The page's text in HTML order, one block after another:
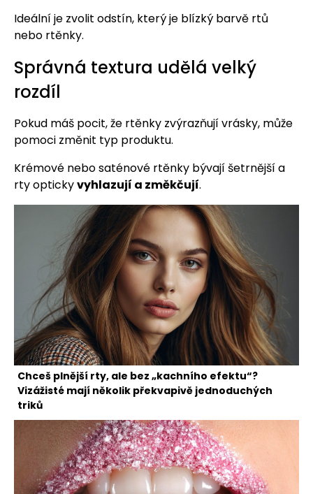
Ideální je zvolit odstín, který je blízký barvě rtů
nebo rtěnky.
Správná textura udělá velký
rozdíl
Pokud máš pocit, že rtěnky zvýrazňují vrásky, může
pomoci změnit typ produktu.
Krémové nebo saténové rtěnky bývají šetrnější a
rty optickyvyhlazují a změkčují.
Chceš plnější rty, ale bez „kachního efektu“?
Vizážisté mají několik překvapivě jednoduchých
triků